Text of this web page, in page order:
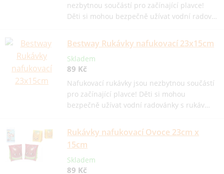
nezbytnou součástí pro začínající plavce!
Děti si mohou bezpečně užívat vodní radov…
Bestway Rukávky nafukovací 23x15cm
Skladem
89 Kč
Nafukovací rukávky jsou nezbytnou součástí
pro začínající plavce! Děti si mohou
bezpečně užívat vodní radovánky s rukáv…
Rukávky nafukovací Ovoce 23cm x
15cm
Skladem
89 Kč